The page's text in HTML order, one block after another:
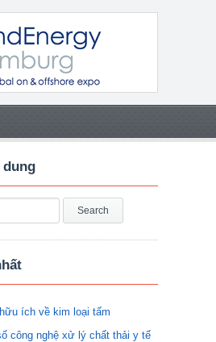
ích về kim loại tấm
công nghệ xử lý chất thải y tế